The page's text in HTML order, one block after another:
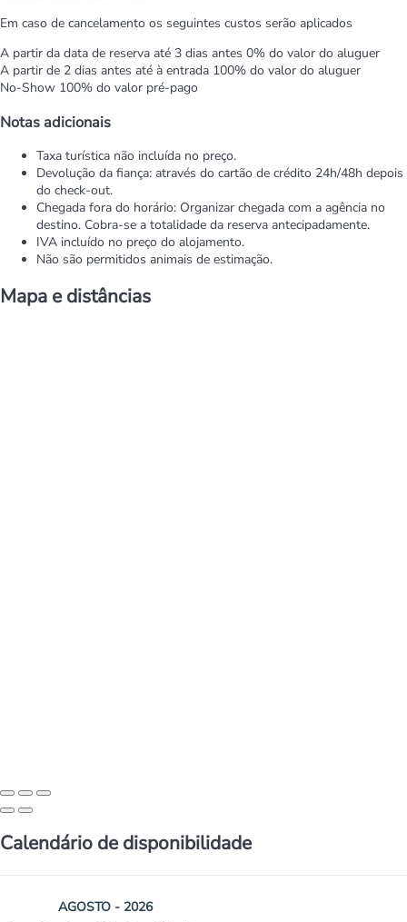
Em caso de cancelamento os seguintes custos serão aplicados
A partir da data de reserva até 3 dias antes 0% do valor do aluguer
A partir de 2 dias antes até à entrada 100% do valor do aluguer
No-Show 100% do valor pré-pago
Notas adicionais
Taxa turística não incluída no preço.
Devolução da fiança: através do cartão de crédito 24h/48h depois
do check-out.
Chegada fora do horário: Organizar chegada com a agência no
destino. Cobra-se a totalidade da reserva antecipadamente.
IVA incluído no preço do alojamento.
Não são permitidos animais de estimação.
Mapa e distâncias
Calendário de disponibilidade
AGOSTO - 2026